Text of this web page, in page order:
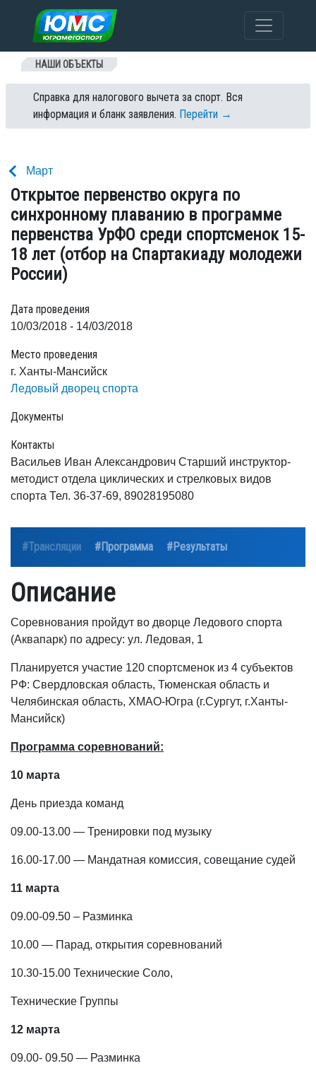
Перейти к содержанию
НАШИ ОБЪЕКТЫ
Справка для налогового вычета за спорт. Вся
информация и бланк заявления. Перейти →
Март
Открытое первенство округа по
синхронному плаванию в программе
первенства УрФО среди спортсменок 15-
18 лет (отбор на Спартакиаду молодежи
России)
Дата проведения
10/03/2018 - 14/03/2018
Место проведения
г. Ханты-Мансийск
Ледовый дворец спорта
Документы
Контакты
Васильев Иван Александрович Старший инструктор-
методист отдела циклических и стрелковых видов
спорта Тел. 36-37-69, 89028195080
#Трансляции #Программа #Результаты
Описание
Соревнования пройдут во дворце Ледового спорта
(Аквапарк) по адресу: ул. Ледовая, 1
Планируется участие 120 спортсменок из 4 субъектов
РФ: Свердловская область, Тюменская область и
Челябинская область, ХМАО-Югра (г.Сургут, г.Ханты-
Мансийск)
Программа соревнований:
10 марта
День приезда команд
09.00-13.00 — Тренировки под музыку
16.00-17.00 — Мандатная комиссия, совещание судей
11 марта
09.00-09.50 – Разминка
10.00 — Парад, открытия соревнований
10.30-15.00 Технические Соло,
Технические Группы
12 марта
09.00- 09.50 — Разминка